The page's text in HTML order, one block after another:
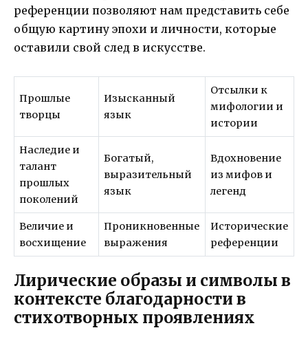
референции позволяют нам представить себе
общую картину эпохи и личности, которые
оставили свой след в искусстве.
Прошлые
творцы
Изысканный
язык
Отсылки к
мифологии и
истории
Наследие и
талант
прошлых
поколений
Богатый,
выразительный
язык
Вдохновение
из мифов и
легенд
Величие и
восхищение
Проникновенные
выражения
Исторические
референции
Лирические образы и символы в
контексте благодарности в
стихотворных проявлениях